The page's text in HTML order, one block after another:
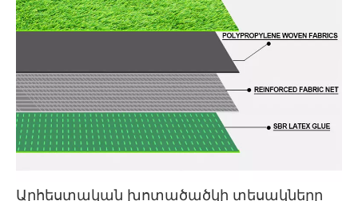
Արհեստական ​​խոտածածկի տեսակները